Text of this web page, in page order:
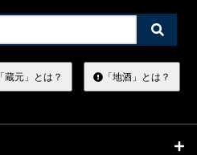
検
索
す
る
「蔵元」とは？ 「地酒」とは？